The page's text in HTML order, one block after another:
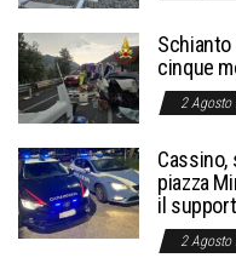
Schianto
cinque
2 Agosto
piazza
il
2 Agosto